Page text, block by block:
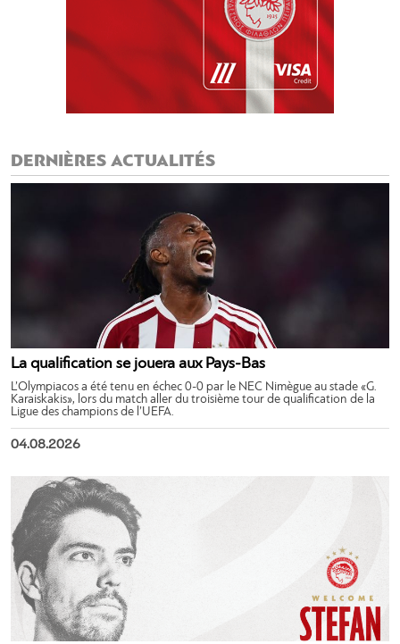
DERNIÈRES ACTUALITÉS
La qualification se jouera aux Pays-Bas
L’Olympiacos a été tenu en échec 0-0 par le NEC Nimègue au stade «G.
Karaiskakis», lors du match aller du troisième tour de qualification de la
Ligue des champions de l’UEFA.
04.08.2026